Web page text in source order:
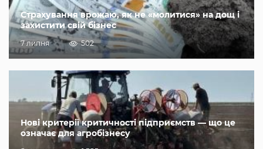
Страхування врожаю, як не «молитися» на дощ і
захистити свій бізнес
7 липня 502
Нові критерії критичності підприємств — що це
означає для агробізнесу